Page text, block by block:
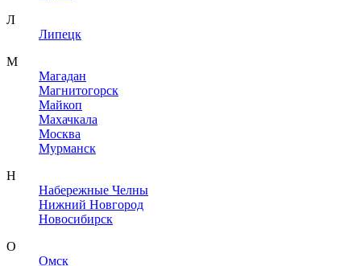
Л
Липецк
М
Магадан
Магнитогорск
Майкоп
Махачкала
Москва
Мурманск
Н
Набережные Челны
Нижний Новгород
Новосибирск
О
Омск